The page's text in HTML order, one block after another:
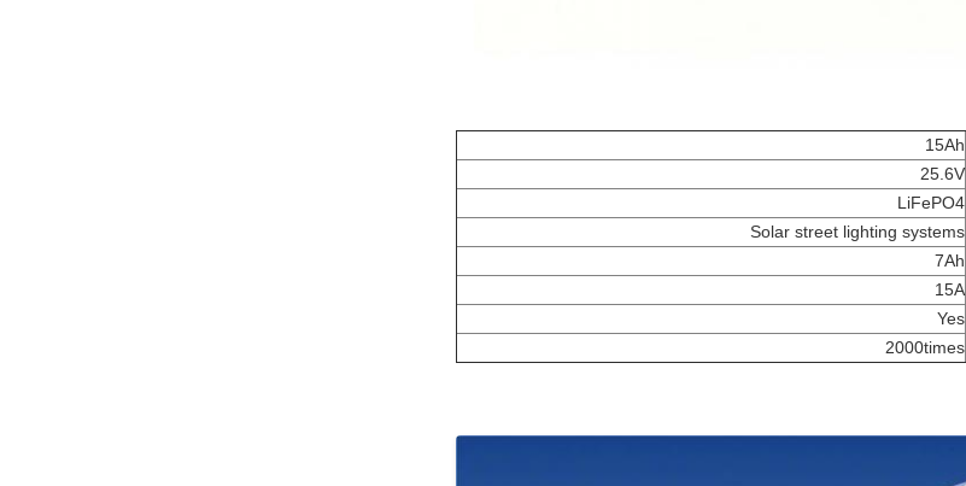
15Ah
25.6V
LiFePO4
Solar street lighting systems
7Ah
15A
Yes
2000times